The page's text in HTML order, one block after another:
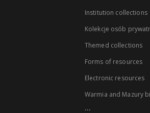
Institution collections
Kolekcje osób
Themed collections
Forms of resources
Electronic resources
Warmia and Mazury
...